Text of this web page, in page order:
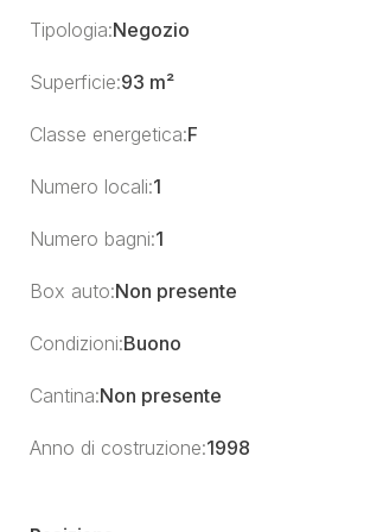
Tipologia:Negozio
Superficie:93 m²
Classe energetica:F
Numero locali:1
Numero bagni:1
Box auto:Non presente
Condizioni:Buono
Cantina:Non presente
Anno di costruzione:1998